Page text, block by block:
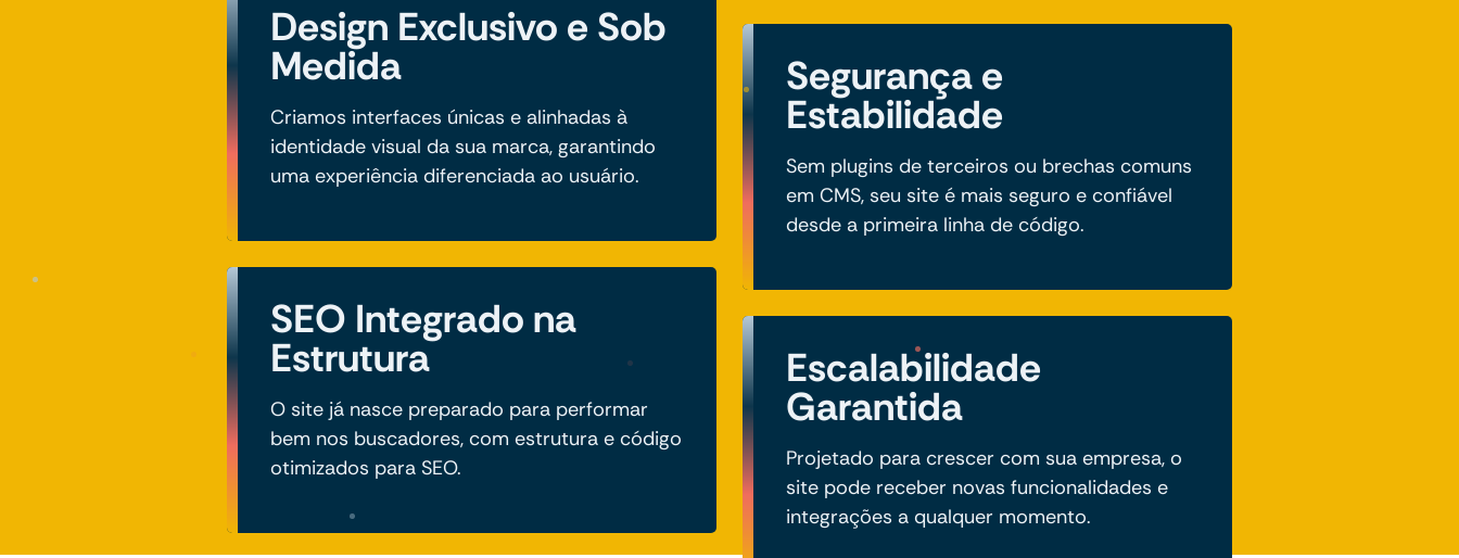
Design Exclusivo e Sob
Medida
Criamos interfaces únicas e alinhadas à
identidade visual da sua marca, garantindo
uma experiência diferenciada ao usuário.
SEO Integrado na
Estrutura
O site já nasce preparado para performar
bem nos buscadores, com estrutura e código
otimizados para SEO.
Segurança e
Estabilidade
Sem plugins de terceiros ou brechas comuns
em CMS, seu site é mais seguro e confiável
desde a primeira linha de código.
Escalabilidade
Garantida
Projetado para crescer com sua empresa, o
site pode receber novas funcionalidades e
integrações a qualquer momento.